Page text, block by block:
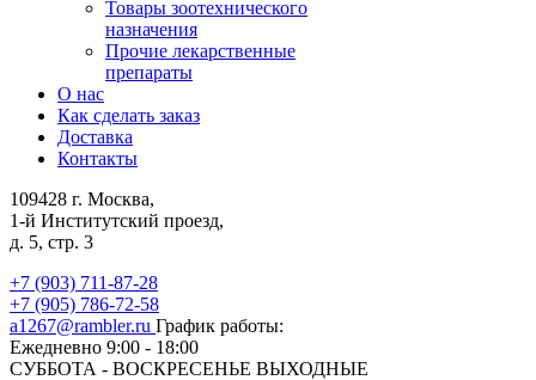
Товары зоотехнического
назначения
Прочие лекарственные
препараты
О нас
Как сделать заказ
Доставка
Контакты
109428 г. Москва,
1-й Институтский проезд,
д. 5, стр. 3
+7 (903) 711-87-28
+7 (905) 786-72-58
a1267@rambler.ru График работы:
Ежедневно 9:00 - 18:00
СУББОТА - ВОСКРЕСЕНЬЕ ВЫХОДНЫЕ